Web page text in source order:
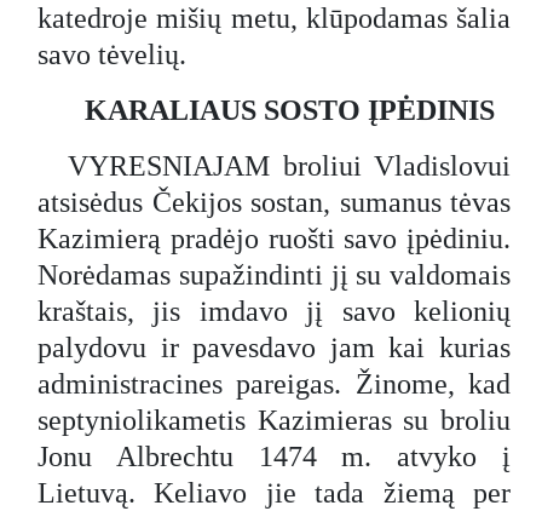
katedroje mišių metu, klūpodamas šalia
savo tėvelių.
KARALIAUS SOSTO ĮPĖDINIS
VYRESNIAJAM broliui Vladislovui
atsisėdus Čekijos sostan, sumanus tėvas
Kazimierą pradėjo ruošti savo įpėdiniu.
Norėdamas supažindinti jį su valdomais
kraštais, jis imdavo jį savo kelionių
palydovu ir pavesdavo jam kai kurias
administracines pareigas. Žinome, kad
septyniolikametis Kazimieras su broliu
Jonu Albrechtu 1474 m. atvyko į
Lietuvą. Keliavo jie tada žiemą per